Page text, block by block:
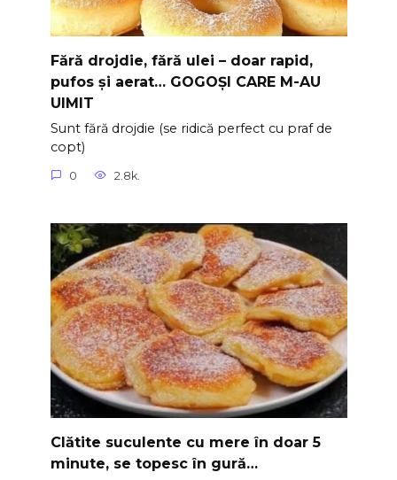
Fără drojdie, fără ulei – doar rapid,
pufos și aerat… GOGOȘI CARE M-AU
UIMIT
Sunt fără drojdie (se ridică perfect cu praf de
copt)
0 2.8k.
Clătite suculente cu mere în doar 5
minute, se topesc în gură…